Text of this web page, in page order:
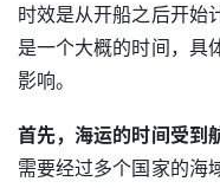
时效是从开船之后开始
是一个大概的时间，具
影响。
首先，海运的时间受到
需要经过多个国家的海